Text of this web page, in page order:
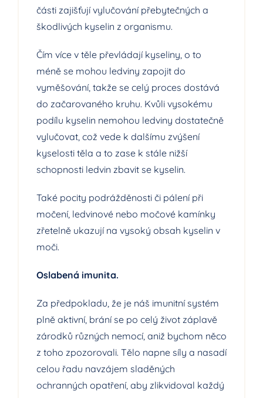
části zajišťují vylučování přebytečných a
škodlivých kyselin z organismu.
Čím více v těle převládají kyseliny, o to
méně se mohou ledviny zapojit do
vyměšování, takže se celý proces dostává
do začarovaného kruhu. Kvůli vysokému
podílu kyselin nemohou ledviny dostatečně
vylučovat, což vede k dalšímu zvýšení
kyselosti těla a to zase k stále nižší
schopnosti ledvin zbavit se kyselin.
Také pocity podrážděnosti či pálení při
močení, ledvinové nebo močové kamínky
zřetelně ukazují na vysoký obsah kyselin v
moči.
Oslabená imunita.
Za předpokladu, že je náš imunitní systém
plně aktivní, brání se po celý život záplavě
zárodků různých nemocí, aniž bychom něco
z toho zpozorovali. Tělo napne síly a nasadí
celou řadu navzájem sladěných
ochranných opatření, aby zlikvidoval každý